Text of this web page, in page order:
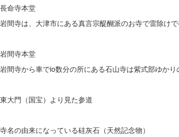
長命寺本堂
岩間寺は、大津市にある真言宗醍醐派のお寺で雷除け
岩間寺本堂
岩間寺から車でio数分の所にある石山寺は紫式部ゆか
東大門（国宝）より見た参道
寺名の由来になっている硅灰石（天然記念物）